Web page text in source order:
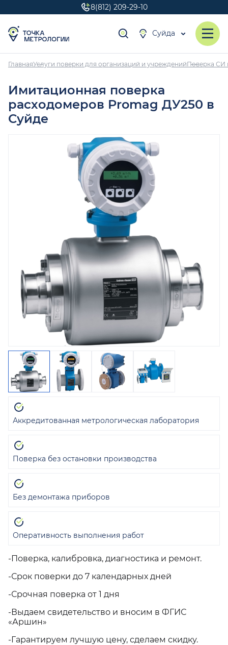
8(812) 209-29-10
Суйда
ГлавнаяУслуги поверки для организаций и учрежденийПоверка СИ
Имитационная поверка
расходомеров Promag ДУ250 в
Суйде
-Поверка, калибровка, диагностика и ремонт.
-Срок поверки до 7 календарных дней
-Срочная поверка от 1 дня
-Выдаем свидетельство и вносим в ФГИС
«Аршин»
-Гарантируем лучшую цену, сделаем скидку.
Аккредитованная метрологическая лаборатория
Поверка без остановки производства
Без демонтажа приборов
Оперативность выполнения работ